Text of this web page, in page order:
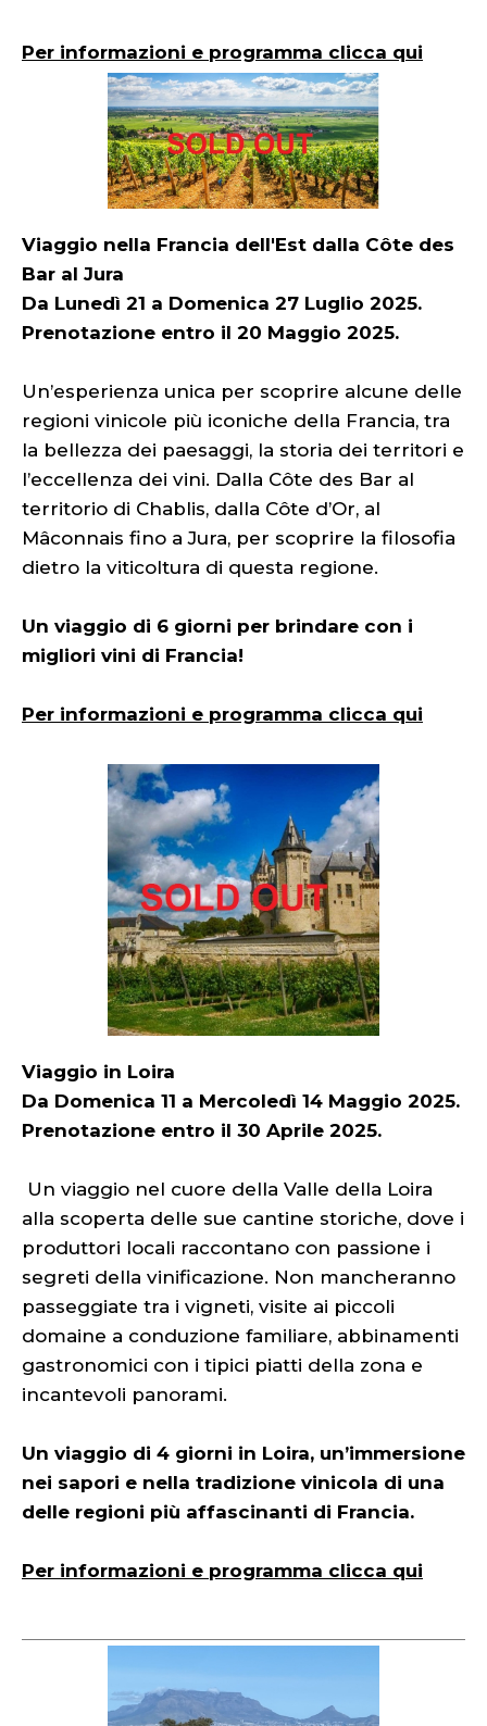
Per informazioni e programma clicca qui
Viaggio nella Francia dell'Est dalla Côte des
Bar al Jura
Da Lunedì 21 a Domenica 27 Luglio 2025.
Prenotazione entro il 20 Maggio 2025.
Un’esperienza unica per scoprire alcune delle
regioni vinicole più iconiche della Francia, tra
la bellezza dei paesaggi, la storia dei territori e
l’eccellenza dei vini. Dalla Côte des Bar al
territorio di Chablis, dalla Côte d’Or, al
Mâconnais fino a Jura, per scoprire la filosofia
dietro la viticoltura di questa regione.
Un viaggio di 6 giorni per brindare con i
migliori vini di Francia!
Per informazioni e programma clicca qui
Viaggio in Loira
Da Domenica 11 a Mercoledì 14 Maggio 2025.
Prenotazione entro il 30 Aprile 2025.
Un viaggio nel cuore della Valle della Loira
alla scoperta delle sue cantine storiche, dove i
produttori locali raccontano con passione i
segreti della vinificazione. Non mancheranno
passeggiate tra i vigneti, visite ai piccoli
domaine a conduzione familiare, abbinamenti
gastronomici con i tipici piatti della zona e
incantevoli panorami.
Un viaggio di 4 giorni in Loira, un’immersione
nei sapori e nella tradizione vinicola di una
delle regioni più affascinanti di Francia.
Per informazioni e programma clicca qui